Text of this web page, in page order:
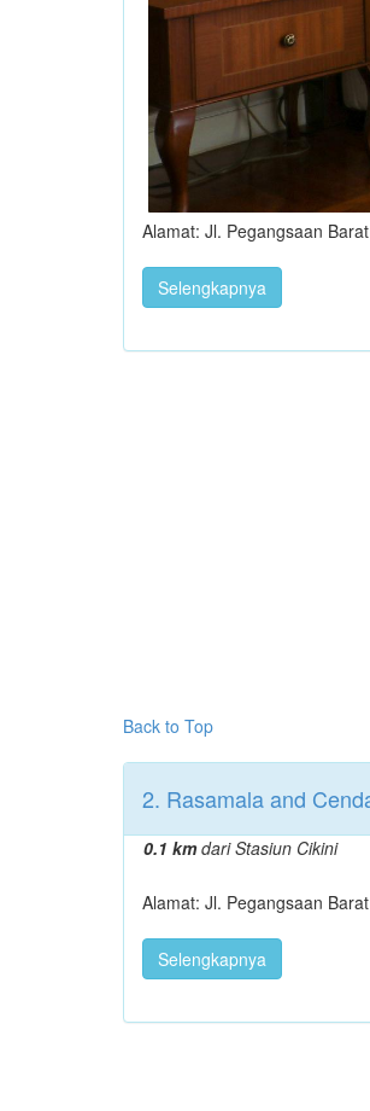
Alamat: Jl. Pegangsaan
Selengkapnya
Back to Top
2. Rasamala and
0.1 kmdari Stasiun Cikini
Alamat: Jl. Pegangsaan
Selengkapnya